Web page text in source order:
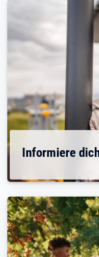
Informiere